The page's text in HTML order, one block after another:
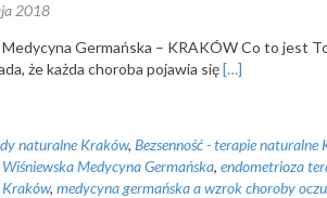
2018
Germańska – KRAKÓW Co to jest
że każda choroba pojawia się […]
naturalne Kraków, Bezsenność - terapie naturalne
Medycyna Germańska, endometrioza
, medycyna germańska a wzrok choroby